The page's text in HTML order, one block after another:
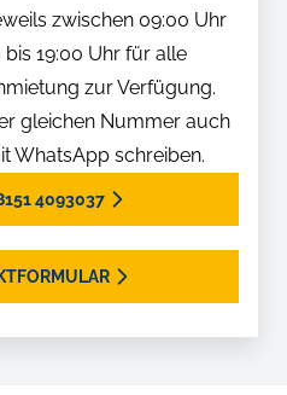
zwischen 09:00 Uhr
bis 19:00 Uhr für alle
zur Verfügung.
gleichen Nummer auch
WhatsApp schreiben.
4093037